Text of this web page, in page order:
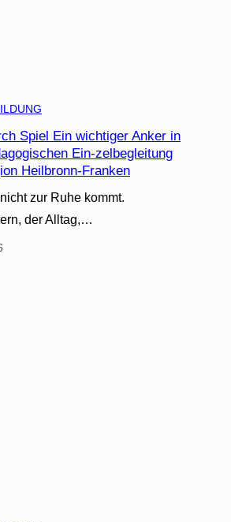
Spiel Ein wichtiger Anker in
Ein-zelbegleitung
Heilbronn-Franken
zur Ruhe kommt.
der Alltag,…